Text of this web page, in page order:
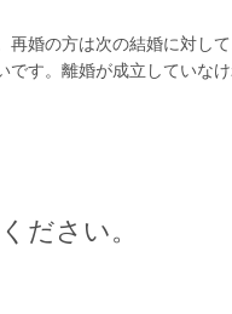
婚の方は次の結婚に対し
です。離婚が成立していな
ださい。